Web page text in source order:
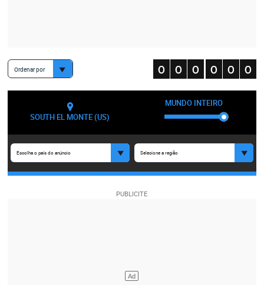
Ordenar por
SOUTH EL MONTE (US)
MUNDO INTEIRO
Escolha o país do anúncio Selecione a região